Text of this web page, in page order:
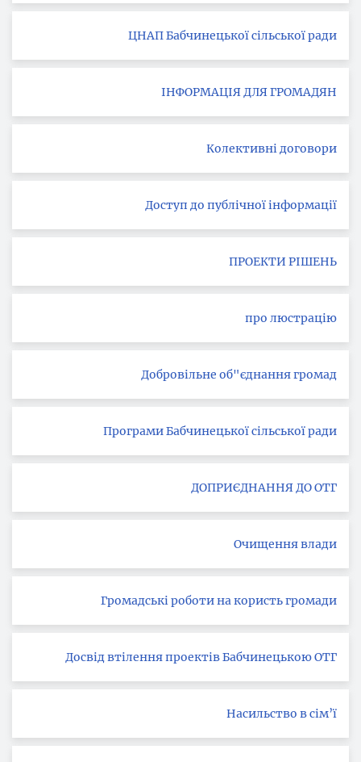
ЦНАП Бабчинецької сільської ради
ІНФОРМАЦІЯ ДЛЯ ГРОМАДЯН
Колективні договори
Доступ до публічної інформації
ПРОЕКТИ РІШЕНЬ
про люстрацію
Добровільне об"єднання громад
Програми Бабчинецької сільської ради
ДОПРИЄДНАННЯ ДО ОТГ
Очищення влади
Громадські роботи на користь громади
Досвід втілення проектів Бабчинецькою ОТГ
Насильство в сім’ї